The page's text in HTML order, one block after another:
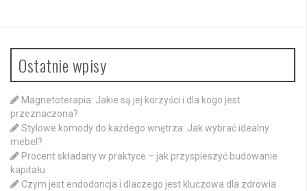
Ostatnie wpisy
Magnetoterapia: Jakie są jej korzyści i dla kogo jest
przeznaczona?
Stylowe komody do każdego wnętrza: Jak wybrać idealny
mebel?
Procent składany w praktyce – jak przyspieszyć budowanie
kapitału
Czym jest endodoncja i dlaczego jest kluczowa dla zdrowia